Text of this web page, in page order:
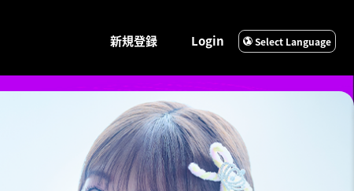
新規登録 Login Select Language